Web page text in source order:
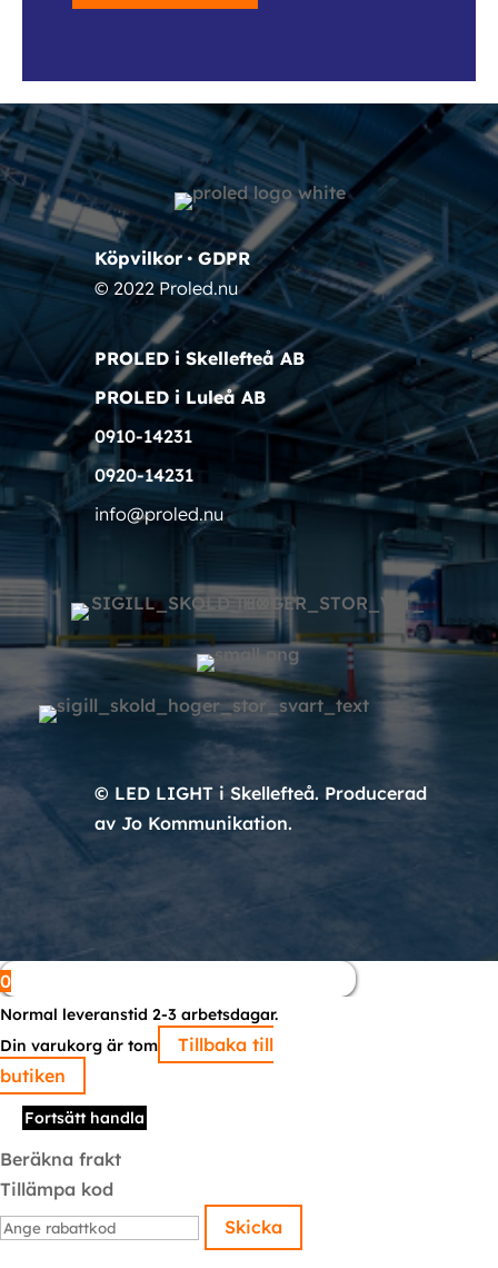
Köpvilkor•GDPR
© 2022 Proled.nu
PROLED i Skellefteå AB
PROLED i Luleå AB
0910-14231
0920-14231
info@proled.nu
© LED LIGHT i Skellefteå. Producerad
av Jo Kommunikation.
0
Normal leveranstid 2-3 arbetsdagar.
Din varukorg är tom
Tillbaka till
butiken
Fortsätt handla
Beräkna frakt
Tillämpa kod
Skicka